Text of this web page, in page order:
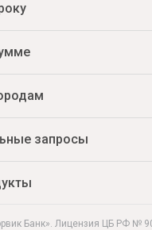
Банк». Лицензия ЦБ РФ №
запросы